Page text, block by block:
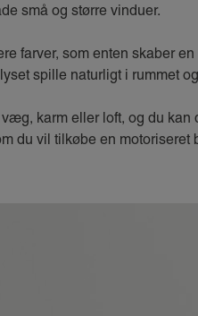
små og større vinduer.
farver, som enten skaber
spille naturligt i rummet
væg, karm eller loft, og du
du vil tilkøbe en